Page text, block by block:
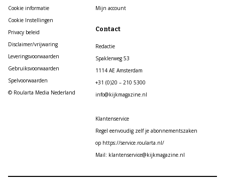
Cookie informatie
Cookie Instellingen
Privacy beleid
Disclaimer/vrijwaring
Leveringsvoorwaarden
Gebruiksvoorwaarden
Spelvoorwaarden
© Roularta Media Nederland
Mijn account
Contact
Redactie
Spaklerweg 53
1114 AE Amsterdam
+31 (0)20 – 210 5300
info@kijkmagazine.nl
Klantenservice
Regel eenvoudig zelf je abonnementszaken
op https://service.roularta.nl/
Mail: klantenservice@kijkmagazine.nl